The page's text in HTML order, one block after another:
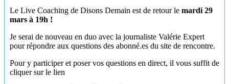
Le Live Coaching de Disons Demain est de retour le mardi 29
mars à 19h !
Je serai de nouveau en duo avec la journaliste Valérie Expert
pour répondre aux questions des abonné.es du site de rencontre.
Pour y participer et poser vos questions en direct, il vous suffit de
cliquer sur le lien